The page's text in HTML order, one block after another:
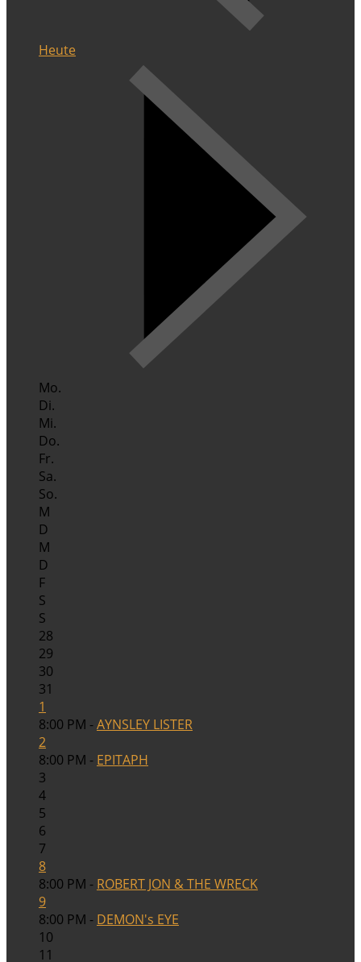
Heute
Mo.
Di.
Mi.
Do.
Fr.
Sa.
So.
M
D
M
D
F
S
S
28
29
30
31
1
8:00 PM -AYNSLEY LISTER
2
8:00 PM - EPITAPH
3
4
5
6
7
8
8:00 PM - ROBERT JON & THE WRECK
9
8:00 PM - DEMON's EYE
10
11